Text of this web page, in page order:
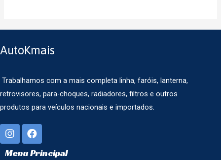
AutoKmais
Trabalhamos com a mais completa linha, faróis, lanterna,
retrovisores, para-choques, radiadores, filtros e outros
produtos para veículos nacionais e importados.
Menu Principal